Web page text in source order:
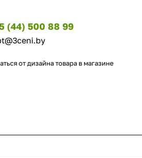
(44) 500 88 99
от дизайна товара в магазине